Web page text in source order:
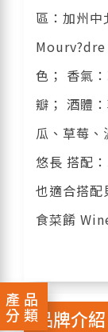
產品
分類
區：加州
Mourv?dre
色； 香氣
瓣； 酒體
瓜、草莓
悠長 搭配
也適合搭配
食菜餚
品牌介紹